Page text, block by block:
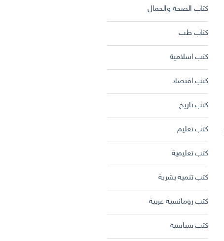
كتاب الصحة والجمال
كتاب طب
كتب اسلامية
كتب اقتصاد
كتب تاريخ
كتب تعليم
كتب تعليمية
كتب تنمية بشرية
كتب رومانسية عربية
كتب سياسية